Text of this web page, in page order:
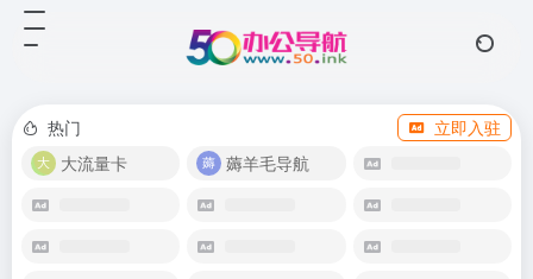
热门
立即入驻
大流量卡
薅羊毛导航